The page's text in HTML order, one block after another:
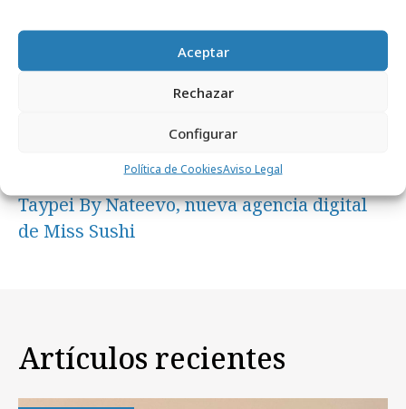
Aceptar
Rechazar
Configurar
Política de CookiesAviso Legal
lunes, 8 de abril 2024
Taypei By Nateevo, nueva agencia digital
de Miss Sushi
Artículos recientes